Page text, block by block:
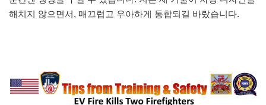
해치지 않으면서, 매끄럽고 우아하게 통합되길 바랐습니다.